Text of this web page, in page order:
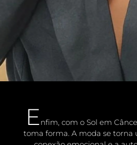
Enfim, com o Sol em
toma forma. A moda se torna